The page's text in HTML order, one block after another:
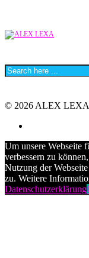
© 2026 ALEX
Um unsere Webseite
verbessern zu
Nutzung der
zu. Weitere
Datenschutzerklärung